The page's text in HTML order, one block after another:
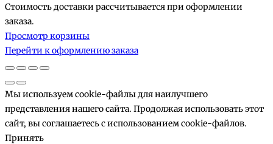
Товары
в
корзине
Стоимость доставки рассчитывается при оформлении
заказа.
Просмотр корзины
Перейти к оформлению заказа
Мы используем cookie-файлы для наилучшего
представления нашего сайта. Продолжая использовать этот
сайт, вы соглашаетесь с использованием cookie-файлов.
Принять